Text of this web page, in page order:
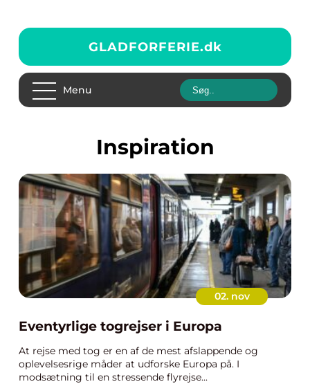
GLADFORFERIE.dk
Menu
inspiration
02. nov
Eventyrlige togrejser i Europa
At rejse med tog er en af de mest afslappende og
oplevelsesrige måder at udforske Europa på. I
modsætning til en stressende flyrejse...